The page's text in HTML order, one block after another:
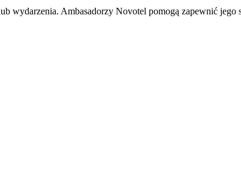
wydarzenia. Ambasadorzy Novotel pomogą zapewnić jego